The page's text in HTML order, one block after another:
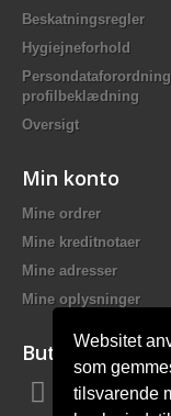
Websitet
som
tilsvarende
Beskatningsregler
Hygiejneforhold
profilbeklædning
Oversigt
Min konto
Mine ordrer
Mine kreditnotaer
Mine adresser
Mine oplysninger
Bach